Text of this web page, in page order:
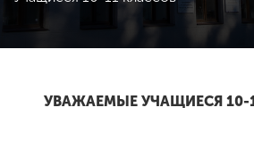
Сведения об
УВАЖАЕМЫЕ УЧАЩИЕСЯ 10-